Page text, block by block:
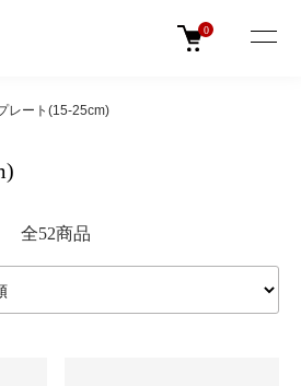
0
レート(15-25cm)
全52商品